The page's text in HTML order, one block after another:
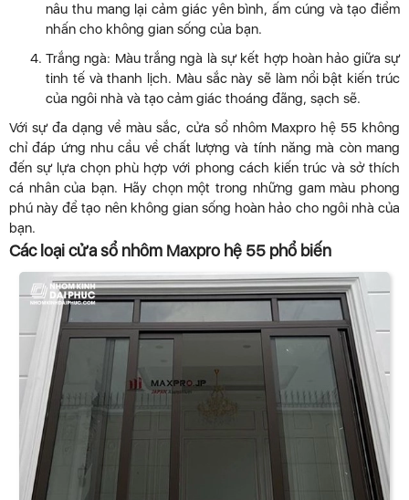
nâu thu mang lại cảm giác yên bình, ấm cúng và tạo điểm
nhấn cho không gian sống của bạn.
Trắng ngà: Màu trắng ngà là sự kết hợp hoàn hảo giữa sự
tinh tế và thanh lịch. Màu sắc này sẽ làm nổi bật kiến trúc
của ngôi nhà và tạo cảm giác thoáng đãng, sạch sẽ.
Với sự đa dạng về màu sắc, cửa sổ nhôm Maxpro hệ 55 không
chỉ đáp ứng nhu cầu về chất lượng và tính năng mà còn mang
đến sự lựa chọn phù hợp với phong cách kiến trúc và sở thích
cá nhân của bạn. Hãy chọn một trong những gam màu phong
phú này để tạo nên không gian sống hoàn hảo cho ngôi nhà của
bạn.
Các loại cửa sổ nhôm Maxpro hệ 55 phổ biến